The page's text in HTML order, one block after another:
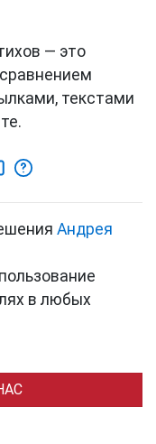
— это
текстами
Андрея
в любых